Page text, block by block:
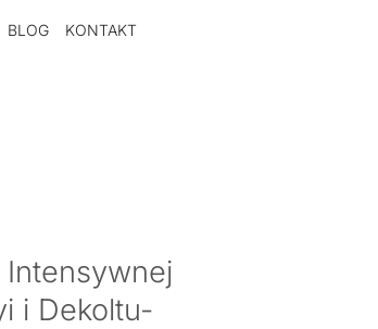
BLOG KONTAKT
Intensywnej
i Dekoltu-